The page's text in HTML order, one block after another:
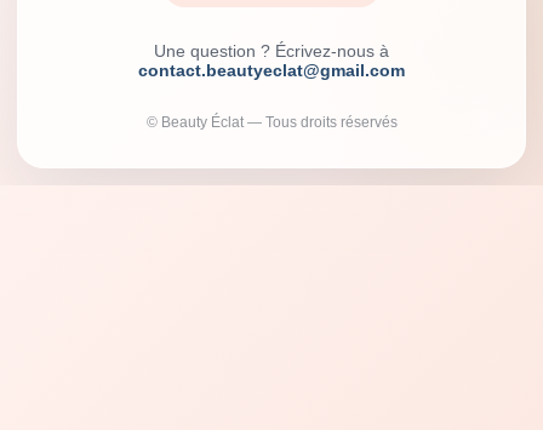
Une question ? Écrivez-nous à
contact.beautyeclat@gmail.com
© Beauty Éclat — Tous droits réservés